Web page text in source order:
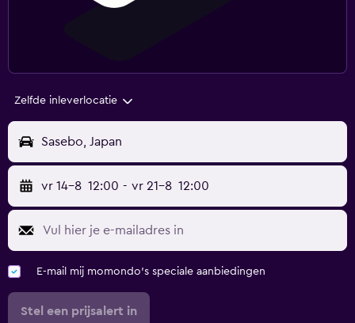
Zelfde inleverlocatie
Sasebo, Japan
vr 14-8 12:00 - vr 21-8 12:00
E-mail mij momondo's speciale aanbiedingen
Stel een prijsalert in